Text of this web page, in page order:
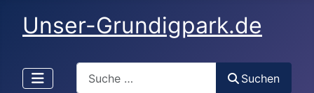
Unser-Grundigpark.de
Suchen